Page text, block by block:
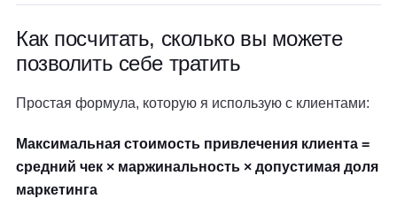
Как посчитать, сколько вы можете
позволить себе тратить
Простая формула, которую я использую с клиентами:
Максимальная стоимость привлечения клиента =
средний чек × маржинальность × допустимая доля
маркетинга